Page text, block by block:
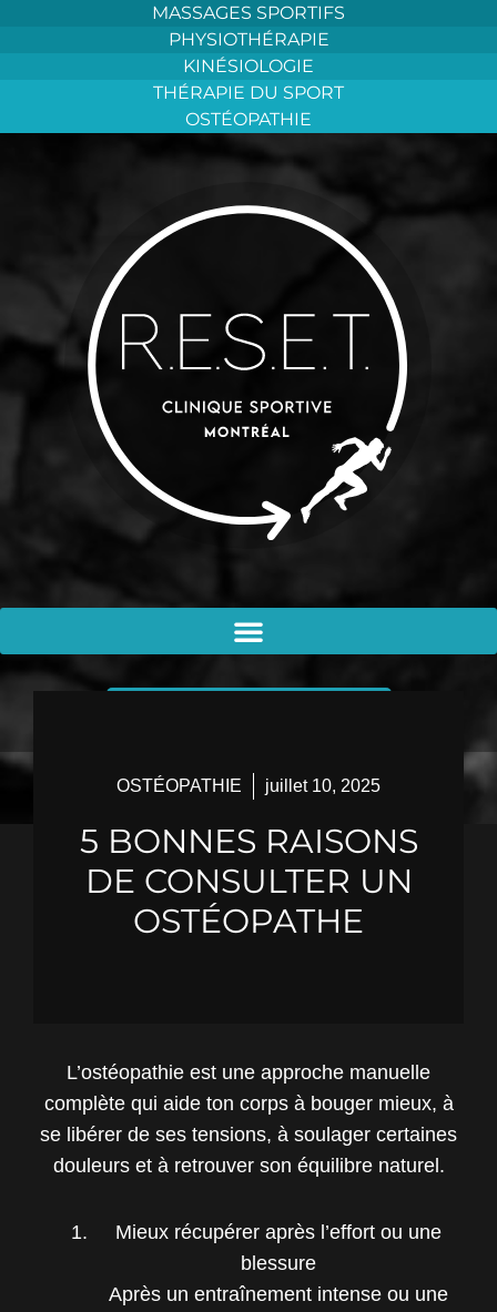
MASSAGES SPORTIFS
PHYSIOTHÉRAPIE
KINÉSIOLOGIE
THÉRAPIE DU SPORT
OSTÉOPATHIE
OSTÉOPATHIE juillet 10, 2025
5 BONNES RAISONS
DE CONSULTER UN
OSTÉOPATHE
L’ostéopathie est une approche manuelle
complète qui aide ton corps à bouger mieux, à
se libérer de ses tensions, à soulager certaines
douleurs et à retrouver son équilibre naturel.
Mieux récupérer après l’effort ou une
blessure
Après un entraînement intense ou une